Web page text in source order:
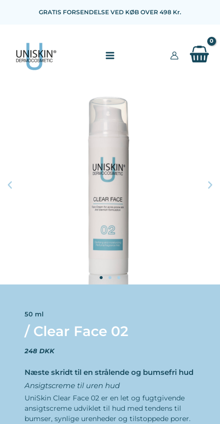
GRATIS FORSENDELSE VED KØB OVER 498 Kr.
50 ml
/ Clear Face 02
248 DKK
Næste skridt til en strålende og bumsefri hud
Ansigtscreme til uren hud
UniSkin Clear Face 02 er en let og fugtgivende
ansigtscreme udviklet til hud med tendens til
bumser, synlige urenheder og tilstoppede porer.